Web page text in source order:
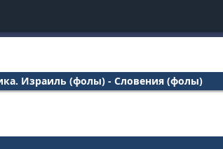
Израиль (фолы) - Словения (фолы)